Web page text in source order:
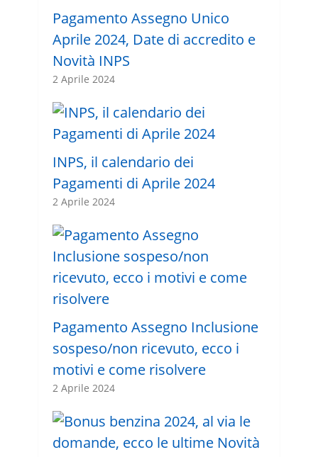
Pagamento Assegno Unico
Aprile 2024, Date di accredito e
Novità INPS
2 Aprile 2024
INPS, il calendario dei
Pagamenti di Aprile 2024
2 Aprile 2024
Pagamento Assegno Inclusione
sospeso/non ricevuto, ecco i
motivi e come risolvere
2 Aprile 2024